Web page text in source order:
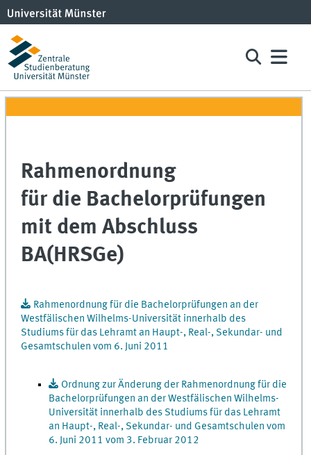
Rahmenordnung
für die Bachelorprüfungen
mit dem Abschluss
BA(HRSGe)
Rahmenordnung für die Bachelorprüfungen an der
Westfälischen Wilhelms-Universität innerhalb des
Studiums für das Lehramt an Haupt-, Real-, Sekundar- und
Gesamtschulen vom 6. Juni 2011
Ordnung zur Änderung der Rahmenordnung für die
Bachelorprüfungen an der Westfälischen Wilhelms-
Universität innerhalb des Studiums für das Lehramt
an Haupt-, Real-, Sekundar- und Gesamtschulen vom
6. Juni 2011 vom 3. Februar 2012